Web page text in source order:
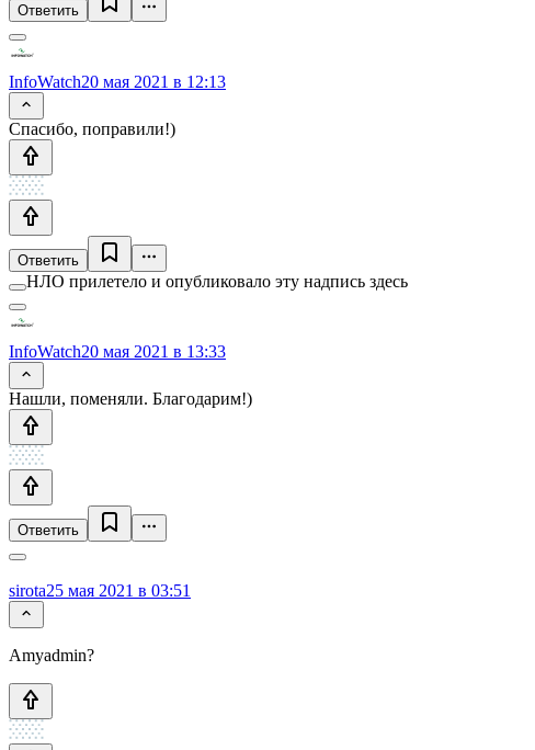
Ответить
InfoWatch20 мая 2021 в 12:13
Спасибо, поправили!)
Ответить
НЛО прилетело и опубликовало эту надпись здесь
InfoWatch20 мая 2021 в 13:33
Нашли, поменяли. Благодарим!)
Ответить
sirota25 мая 2021 в 03:51
Amyadmin?